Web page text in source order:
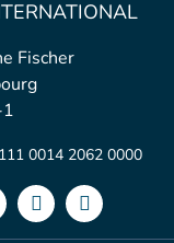
Fischer
0014 2062 0000